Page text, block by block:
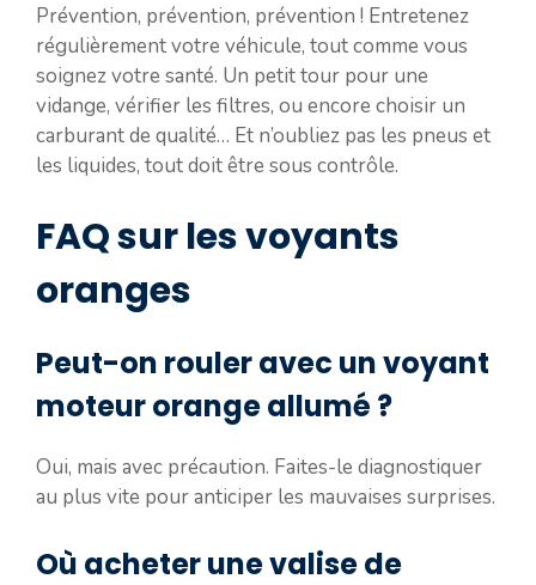
Prévention, prévention, prévention ! Entretenez
régulièrement votre véhicule, tout comme vous
soignez votre santé. Un petit tour pour une
vidange, vérifier les filtres, ou encore choisir un
carburant de qualité… Et n’oubliez pas les pneus et
les liquides, tout doit être sous contrôle.
FAQ sur les voyants
oranges
Peut-on rouler avec un voyant
moteur orange allumé ?
Oui, mais avec précaution. Faites-le diagnostiquer
au plus vite pour anticiper les mauvaises surprises.
Où acheter une valise de